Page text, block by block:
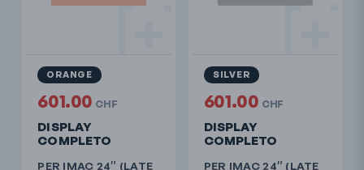
DISPLAY
COMPLETO
PER IMAC 24″ (LATE
ORANGE
601.00 CHF
DISPLAY
COMPLETO
PER IMAC 24″ (LATE
SILVER
601.00 CHF